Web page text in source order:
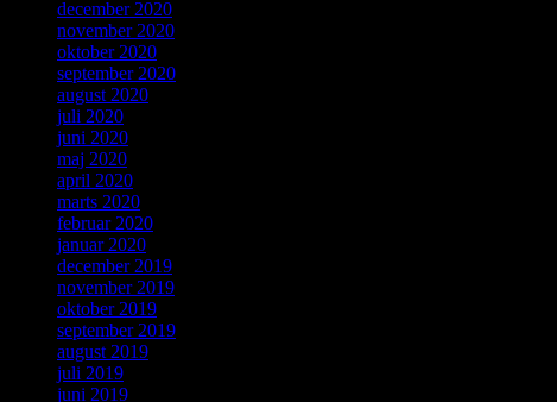
december 2020
november 2020
oktober 2020
september 2020
august 2020
juli 2020
juni 2020
maj 2020
april 2020
marts 2020
februar 2020
januar 2020
december 2019
november 2019
oktober 2019
september 2019
august 2019
juli 2019
juni 2019